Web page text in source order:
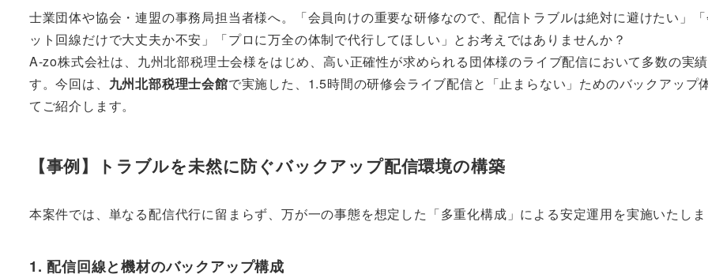
士業団体や協会・連盟の事務局担当者様へ。「会員向けの重要な研修なので、配信トラブルは絶対に避けたい」
ット回線だけで大丈夫か不安」「プロに万全の体制で代行してほしい」とお考えではありませんか？
A-zo株式会社は、九州北部税理士会様をはじめ、高い正確性が求められる団体様のライブ配信において多数の実
す。今回は、 九州北部税理士会館で実施した、1.5時間の研修会ライブ配信と「止まらない」ためのバックアップ
てご紹介します。
【事例】トラブルを未然に防ぐバックアップ配信環境の構築
本案件では、単なる配信代行に留まらず、万が一の事態を想定した「多重化構成」による安定運用を実施いたし
1. 配信回線と機材のバックアップ構成